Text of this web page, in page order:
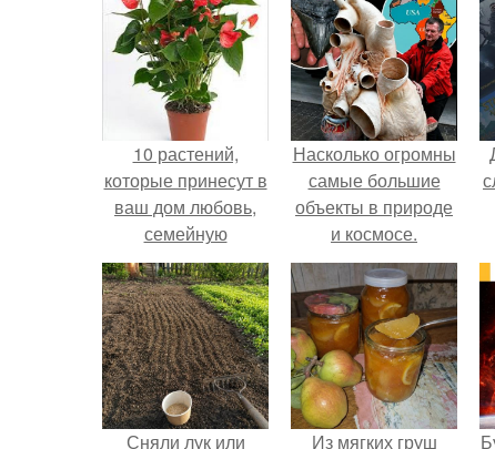
10 растений,
которые принесут в
ваш дом любовь,
семейную
гармонию и
счастье.
Насколько огромны
самые большие
объекты в природе
и космосе.
Сняли лук или Из мягких груш